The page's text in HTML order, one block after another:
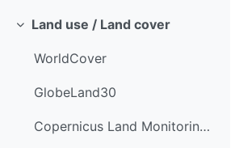
折りたたむ
Land use / Land cover
WorldCover
GlobeLand30
Copernicus Land Monitoring Service